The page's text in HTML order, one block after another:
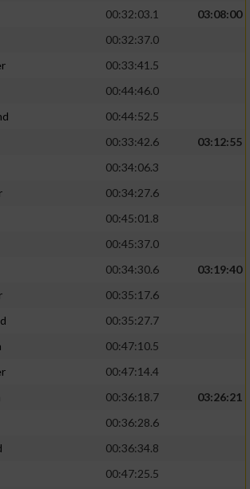
00:32:03.1
03:08:00
00:32:37.0
00:33:41.5
00:44:46.0
00:44:52.5
00:33:42.6
03:12:55
00:34:06.3
00:34:27.6
00:45:01.8
00:45:37.0
00:34:30.6
03:19:40
00:35:17.6
00:35:27.7
00:47:10.5
00:47:14.4
00:36:18.7
03:26:21
00:36:28.6
00:36:34.8
00:47:25.5